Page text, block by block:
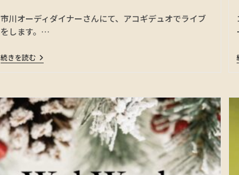
市川オーディダイナーさんにて、アコギデュオでライブ
をします。…
続きを読む